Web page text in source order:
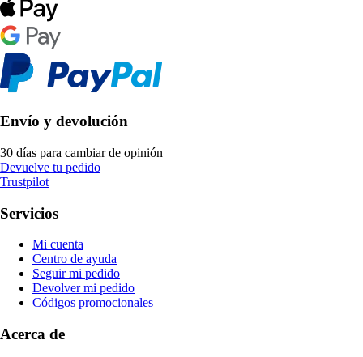
Envío y devolución
30 días para cambiar de opinión
Devuelve tu pedido
Trustpilot
Servicios
Mi cuenta
Centro de ayuda
Seguir mi pedido
Devolver mi pedido
Códigos promocionales
Acerca de